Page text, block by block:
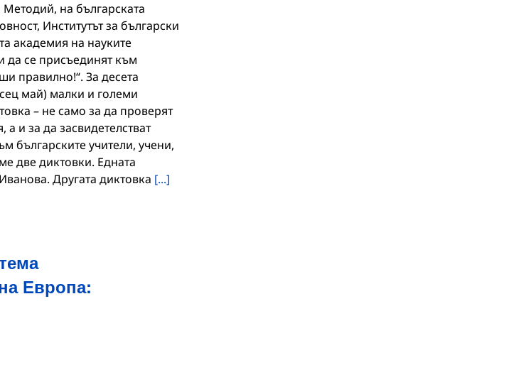
на българската
Институтът за български
академия на науките
да се присъединят към
правилно!“. За десета
май) малки и големи
– не само за да проверят
и за да засвидетелстват
българските учители, учени,
две диктовки. Едната
Другата диктовка [...]
Европа: